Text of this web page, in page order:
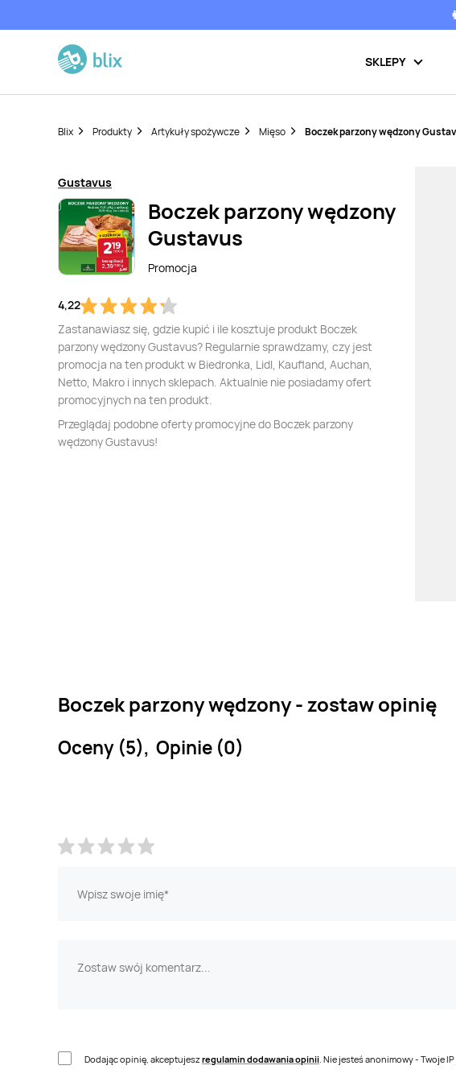
SKLEPY
Blix Produkty Artykuły spożywcze Mięso Boczek parzony wędzony
Gustavus
Boczek parzony wędzony
Gustavus
Promocja
4,22
Zastanawiasz się, gdzie kupić i ile kosztuje produkt Boczek
parzony wędzony Gustavus? Regularnie sprawdzamy, czy jest
promocja na ten produkt w Biedronka, Lidl, Kaufland, Auchan,
Netto, Makro i innych sklepach. Aktualnie nie posiadamy ofert
promocyjnych na ten produkt.
Przeglądaj podobne oferty promocyjne do Boczek parzony
wędzony Gustavus!
Boczek parzony wędzony - zostaw opinię
Oceny (5), Opinie (0)
Dodając opinię, akceptujeszregulamin dodawania opinii . Nie jesteś anonimowy - Twoje